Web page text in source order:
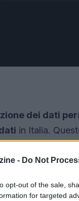
- Do Not
opt-out of the sale,
for targeted
dei dati
in Italia.
delle aziende.